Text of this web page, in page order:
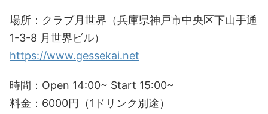
場所：クラブ月世界（兵庫県神戸市中央区下山手通
1-3-8 月世界ビル）
https://www.gessekai.net
時間：Open 14:00~ Start 15:00~
料金：6000円（1ドリンク別途）